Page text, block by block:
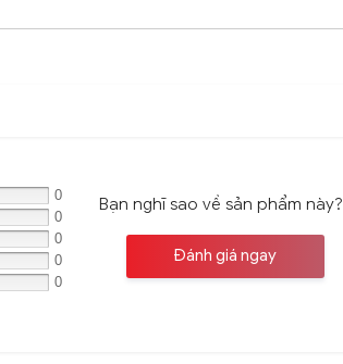
0
0
0
0
0
Bạn nghĩ sao về sản phẩm này?
Đánh giá ngay